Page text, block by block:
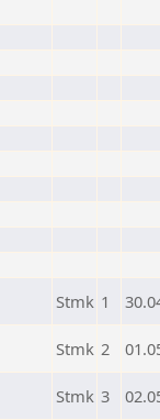
Stmk 1
Stmk 2
Stmk 3